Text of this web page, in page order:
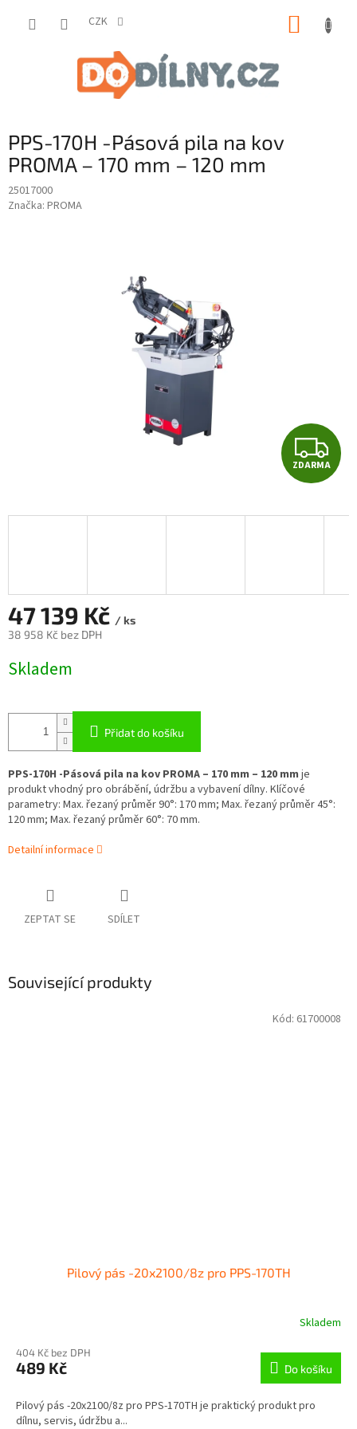
CZK
PPS-170H -Pásová pila na kov
PROMA – 170 mm – 120 mm
25017000
Značka: PROMA
Z
D
A
ZDARMA
47 139 Kč / ks
38 958 Kč bez DPH
cena:
Skladem
Přidat do košíku
PPS-170H -Pásová pila na kov PROMA – 170 mm – 120 mm je
produkt vhodný pro obrábění, údržbu a vybavení dílny. Klíčové
parametry: Max. řezaný průměr 90°: 170 mm; Max. řezaný průměr 45°:
120 mm; Max. řezaný průměr 60°: 70 mm.
Detailní informace
ZEPTAT SE SDÍLET
Související produkty
Pilový pás -20x2100/8z pro PPS-170TH
Skladem
404 Kč bez DPH
489 Kč Do košíku
Pilový pás -20x2100/8z pro PPS-170TH je praktický produkt pro
dílnu, servis, údržbu a...
Kód: 61700008